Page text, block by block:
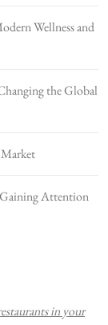
Wellness and
the Global
Gaining Attention
in your